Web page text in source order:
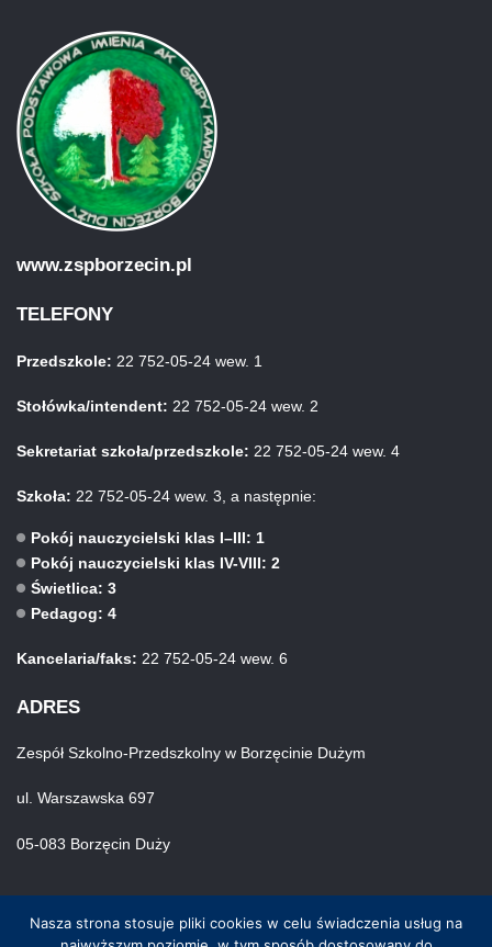
www.zspborzecin.pl
TELEFONY
Przedszkole: 22 752-05-24 wew. 1
Stołówka/intendent: 22 752-05-24 wew. 2
Sekretariat szkoła/przedszkole: 22 752-05-24 wew. 4
Szkoła: 22 752-05-24 wew. 3, a następnie:
Pokój nauczycielski klas I–III: 1
Pokój nauczycielski klas IV-VIII: 2
Świetlica: 3
Pedagog: 4
Kancelaria/faks: 22 752-05-24 wew. 6
ADRES
Zespół Szkolno-Przedszkolny w Borzęcinie Dużym
ul. Warszawska 697
05-083 Borzęcin Duży
Nasza strona stosuje pliki cookies w celu świadczenia usług na